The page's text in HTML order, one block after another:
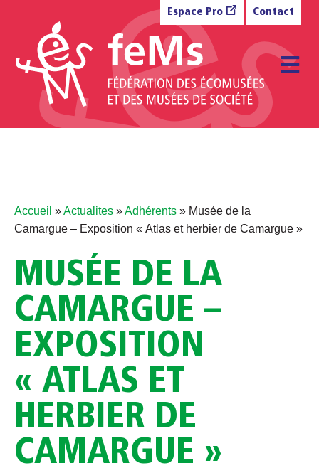
Espace Pro Contact
Accueil »Actualites »Adhérents » Musée de la
Camargue – Exposition « Atlas et herbier de Camargue »
MUSÉE DE LA
CAMARGUE –
EXPOSITION
« ATLAS ET
HERBIER DE
CAMARGUE »